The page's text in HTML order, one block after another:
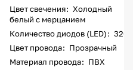
Цвет свечения: Холодный
белый с мерцанием
Количество диодов (LED): 320
Цвет провода: Прозрачный
Материал провода: ПВХ